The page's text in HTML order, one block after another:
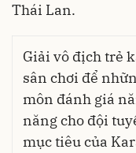
Thái Lan.
Giải vô địch trẻ
sân chơi để
môn đánh giá
năng cho đội
mục tiêu của